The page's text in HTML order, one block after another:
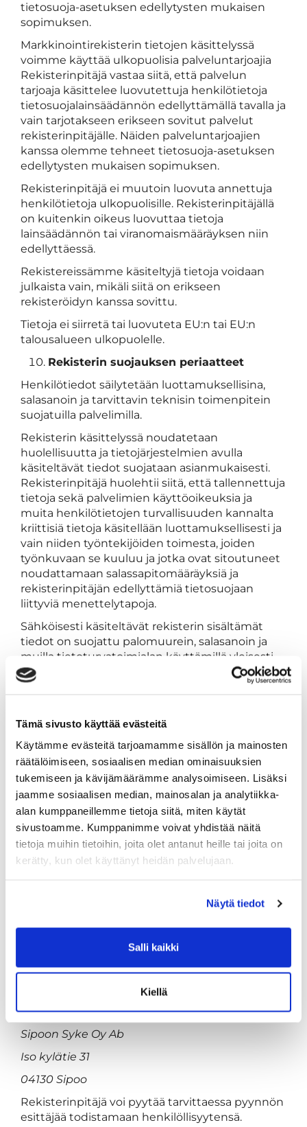
Tämä sivusto käyttää evästeitä
Käytämme evästeitä tarjoamamme sisällön ja mainosten
räätälöimiseen, sosiaalisen median ominaisuuksien
tukemiseen ja kävijämäärämme analysoimiseen. Lisäksi
jaamme sosiaalisen median, mainosalan ja analytiikka-
alan kumppaneillemme tietoja siitä, miten käytät
sivustoamme. Kumppanimme voivat yhdistää näitä
tietoja muihin tietoihin, joita olet antanut heille tai joita on
kerätty, kun olet käyttänyt heidän palvelujaan.
Näytä tiedot
Salli kaikki
Kiellä
tietosuoja-asetuksen edellytysten mukaisen
sopimuksen.
Markkinointirekisterin tietojen käsittelyssä
voimme käyttää ulkopuolisia palveluntarjoajia
Rekisterinpitäjä vastaa siitä, että palvelun
tarjoaja käsittelee luovutettuja henkilötietoja
tietosuojalainsäädännön edellyttämällä tavalla ja
vain tarjotakseen erikseen sovitut palvelut
rekisterinpitäjälle. Näiden palveluntarjoajien
kanssa olemme tehneet tietosuoja-asetuksen
edellytysten mukaisen sopimuksen.
Rekisterinpitäjä ei muutoin luovuta annettuja
henkilötietoja ulkopuolisille. Rekisterinpitäjällä
on kuitenkin oikeus luovuttaa tietoja
lainsäädännön tai viranomaismääräyksen niin
edellyttäessä.
Rekistereissämme käsiteltyjä tietoja voidaan
julkaista vain, mikäli siitä on erikseen
rekisteröidyn kanssa sovittu.
Tietoja ei siirretä tai luovuteta EU:n tai EU:n
talousalueen ulkopuolelle.
Rekisterin suojauksen periaatteet
Henkilötiedot säilytetään luottamuksellisina,
salasanoin ja tarvittavin teknisin toimenpitein
suojatuilla palvelimilla.
Rekisterin käsittelyssä noudatetaan
huolellisuutta ja tietojärjestelmien avulla
käsiteltävät tiedot suojataan asianmukaisesti.
Rekisterinpitäjä huolehtii siitä, että tallennettuja
tietoja sekä palvelimien käyttöoikeuksia ja
muita henkilötietojen turvallisuuden kannalta
kriittisiä tietoja käsitellään luottamuksellisesti ja
vain niiden työntekijöiden toimesta, joiden
työnkuvaan se kuuluu ja jotka ovat sitoutuneet
noudattamaan salassapitomääräyksiä ja
rekisterinpitäjän edellyttämiä tietosuojaan
liittyviä menettelytapoja.
Sähköisesti käsiteltävät rekisterin sisältämät
tiedot on suojattu palomuurein, salasanoin ja
muilla tietoturvatoimialan käyttämillä yleisesti
hyväksytyillä teknisillä keinoilla. Manuaalisesti
ylläpidettävät aineistot säilytetään tiloissa, joihin
Rekisteröidyn oikeuksista
Jokaisella rekisterissä olevalla henkilöllä on
oikeus pyytää pääsy häntä itseään koskeviin
tietoihin, tarkistaa rekisteriin tallennetut
tietonsa ja pyytää niiden oikaisemista tai
poistamista, taikka käsittelyn rajoittamista tai
oikeutta siirtää tiedot järjestelmästä toiseen.
Jokaisella rekisteröidyllä on myös oikeus
peruuttaa henkilötietojen käsittelyyn
antamansa suostumus, mikä ei kuitenkaan
kirjallisesti rekisterinpitäjälle täyttämällä
asiakasrekisterissä oleva
koskeva lomake ja lähettämällä lomake
osoitteeseen:
Sipoon Syke Oy Ab
Iso kylätie 31
04130 Sipoo
Rekisterinpitäjä voi pyytää tarvittaessa pyynnön
esittäjää todistamaan henkilöllisyytensä.